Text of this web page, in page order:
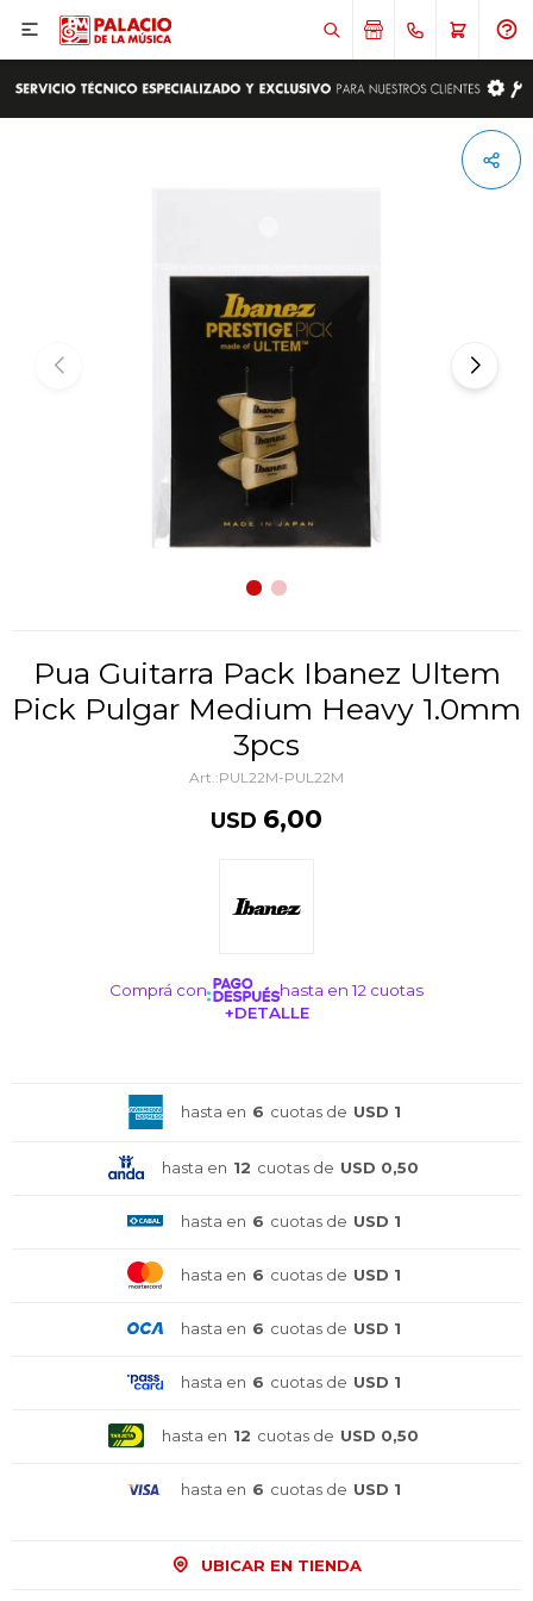

Pua Guitarra Pack Ibanez Ultem
Pick Pulgar Medium Heavy 1.0mm
3pcs
PUL22M-PUL22M
USD 6,00
Comprá con
hasta en 12 cuotas
+DETALLE
hasta en 6 cuotas de USD 1
hasta en 12 cuotas de USD 0,50
hasta en 6 cuotas de USD 1
hasta en 6 cuotas de USD 1
hasta en 6 cuotas de USD 1
hasta en 6 cuotas de USD 1
hasta en 12 cuotas de USD 0,50
hasta en 6 cuotas de USD 1
UBICAR EN TIENDA